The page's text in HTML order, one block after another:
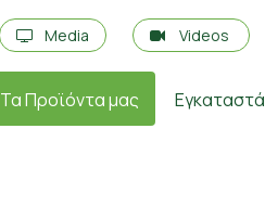
Media Videos
Τα Προϊόντα μας